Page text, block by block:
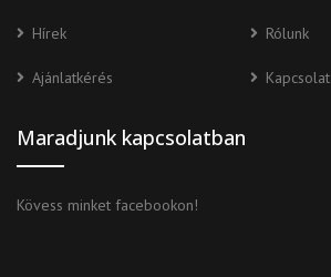
Hírek Rólunk
Ajánlatkérés Kapcsolat
Maradjunk kapcsolatban
Kövess minket facebookon!